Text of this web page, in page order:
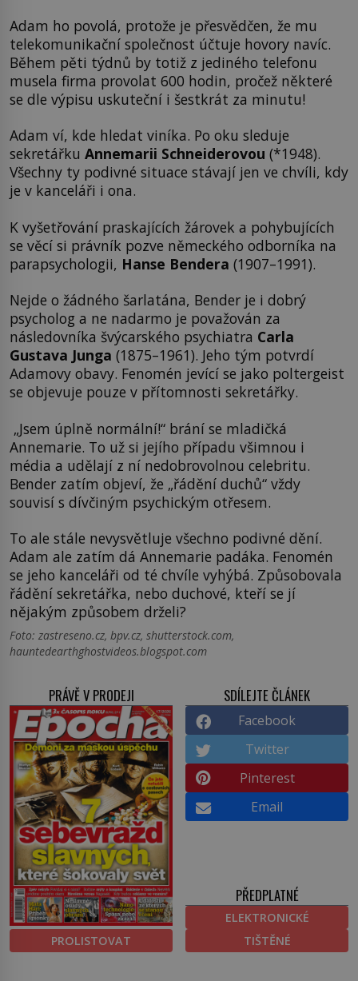
Adam ho povolá, protože je přesvědčen, že mu
telekomunikační společnost účtuje hovory navíc.
Během pěti týdnů by totiž z jediného telefonu
musela firma provolat 600 hodin, pročež některé
se dle výpisu uskuteční i šestkrát za minutu!
Adam ví, kde hledat viníka. Po oku sleduje
sekretářku Annemarii Schneiderovou (*1948).
Všechny ty podivné situace stávají jen ve chvíli, kdy
je v kanceláři i ona.
K vyšetřování praskajících žárovek a pohybujících
se věcí si právník pozve německého odborníka na
parapsychologii, Hanse Bendera (1907–1991).
Nejde o žádného šarlatána, Bender je i dobrý
psycholog a ne nadarmo je považován za
následovníka švýcarského psychiatra Carla
Gustava Junga (1875–1961). Jeho tým potvrdí
Adamovy obavy. Fenomén jevící se jako poltergeist
se objevuje pouze v přítomnosti sekretářky.
„Jsem úplně normální!“ brání se mladičká
Annemarie. To už si jejího případu všimnou i
média a udělají z ní nedobrovolnou celebritu.
Bender zatím objeví, že „řádění duchů“ vždy
souvisí s dívčiným psychickým otřesem.
To ale stále nevysvětluje všechno podivné dění.
Adam ale zatím dá Annemarie padáka. Fenomén
se jeho kanceláři od té chvíle vyhýbá. Způsobovala
řádění sekretářka, nebo duchové, kteří se jí
nějakým způsobem drželi?
Foto: zastreseno.cz, bpv.cz, shutterstock.com,
hauntedearthghostvideos.blogspot.com
PRÁVĚ V PRODEJI
PROLISTOVAT
SDÍLEJTE ČLÁNEK
Facebook
Twitter
Pinterest
Email
PŘEDPLATNÉ
ELEKTRONICKÉ
TIŠTĚNÉ